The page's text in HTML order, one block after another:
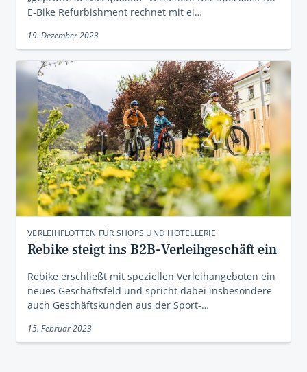
E-Bike Refurbishment rechnet mit ei…
19. Dezember 2023
VERLEIHFLOTTEN FÜR SHOPS UND HOTELLERIE
Rebike steigt ins B2B-Verleihgeschäft ein
Rebike erschließt mit speziellen Verleihangeboten ein
neues Geschäftsfeld und spricht dabei insbesondere
auch Geschäftskunden aus der Sport-…
15. Februar 2023